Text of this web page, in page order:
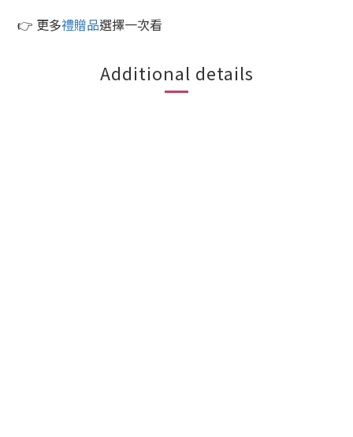
👉 更多禮贈品選擇一次看
Additional details